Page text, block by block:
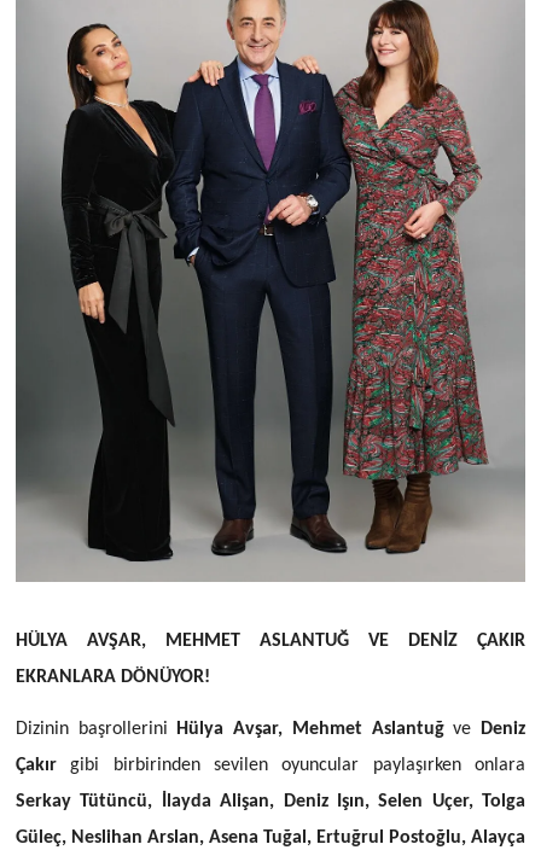
HÜLYA AVŞAR, MEHMET ASLANTUĞ VE DENİZ ÇAKIR
EKRANLARA DÖNÜYOR!
Dizinin başrolleriniHülya Avşar, Mehmet Aslantuğve Deniz
Çakırgibi birbirinden sevilen oyuncular paylaşırken onlara
Serkay Tütüncü, İlayda Alişan, Deniz Işın, Selen Uçer, Tolga
Güleç, Neslihan Arslan, Asena Tuğal, Ertuğrul Postoğlu, Alayça